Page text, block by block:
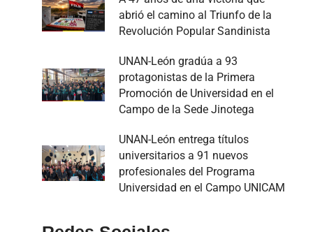
abrió el camino al Triunfo de la
Revolución Popular Sandinista
UNAN-León gradúa a 93
protagonistas de la Primera
Promoción de Universidad en el
Campo de la Sede Jinotega
UNAN-León entrega títulos
universitarios a 91 nuevos
profesionales del Programa
Universidad en el Campo UNICAM